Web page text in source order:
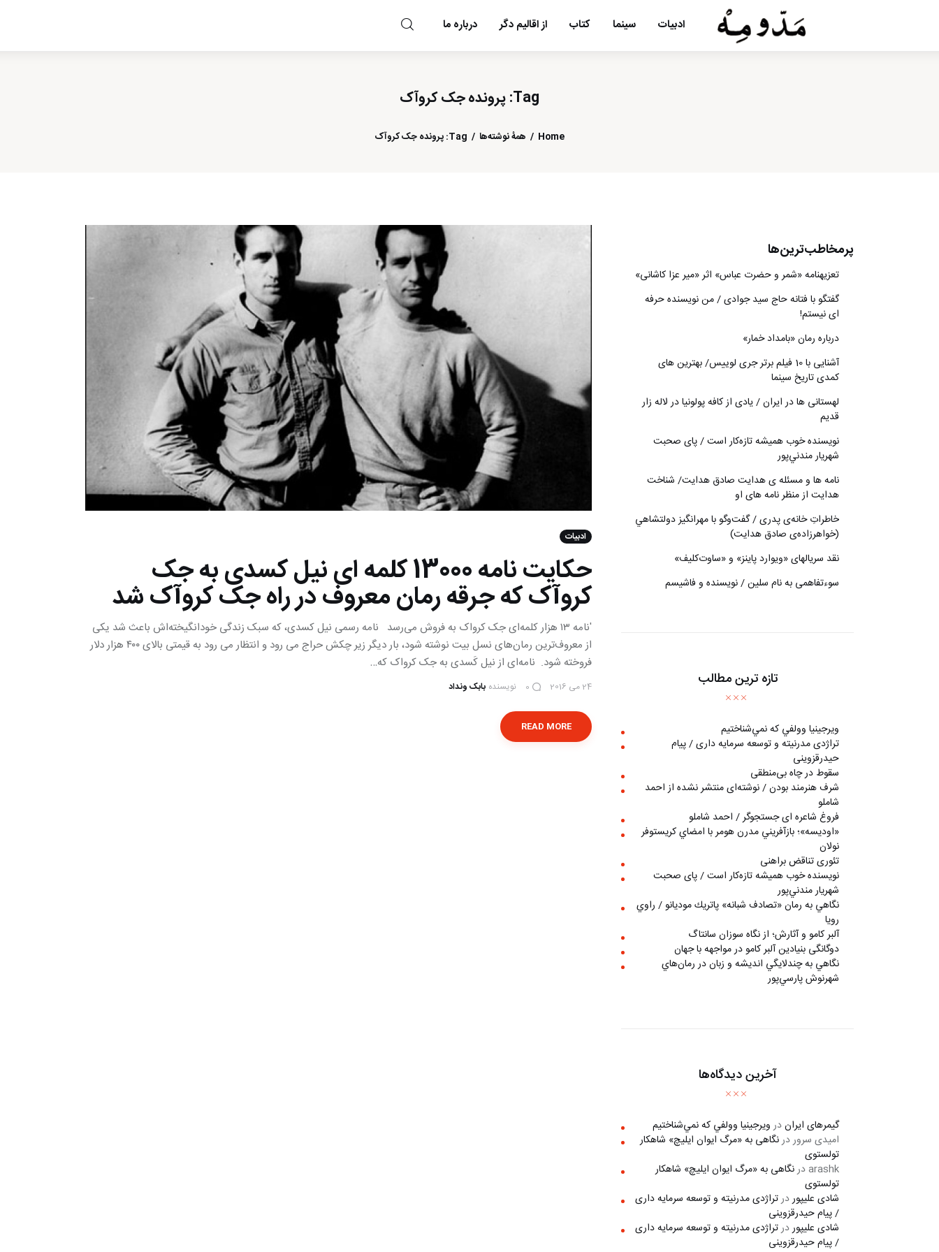
ادبیات سینما کتاب از اقالیم دگر درباره ما
Tag: پرونده جک کروآک
Home همهٔ نوشته‌ها Tag: پرونده جک کروآک
ادبیات
حکایت نامه 13000 کلمه ای نیل کسدی به جک
کروآک که جرقه رمان معروف در راه جک کروآک شد
'نامه ۱۳ هزار کلمه‌ای جک کرواک به فروش می‌رسد نامه رسمی نیل کسدی، که سبک زندگی خودانگیخته‌اش باعث شد یکی
از معروف‌ترین رمان‌های نسل بیت نوشته شود، بار دیگر زیر چکش حراج می رود و انتظار می رود به قیمتی بالای ۴۰۰ هزار دلار
فروخته شود. نامه‌ای از نیل کَسدی به جک کرواک که…
24 می 2016 0 نویسنده بابک ونداد
READ MORE
پرمخاطب‌ترین‌ها
تعزیه‎نامه‏ «شمر و حضرت عباس» اثر «میر عزا کاشانی»
گفتگو با فتانه حاج سید جوادی / من نویسنده حرفه
ای نیستم!
درباره رمان «بامداد خمار»
آشنایی با 10 فیلم برتر جری لوییس/ بهترین های
کمدی تاریخ سینما
لهستانی ها در ایران / یادی از کافه پولونیا در لاله زار
قدیم
نويسنده خوب هميشه تازه‌كار است / پای صحبت
شهريار مندني‌پور
نامه ها و مسئله ی هدایت صادق هدایت/ شناخت
هدایت از منظر نامه های او
خاطراتِ خانه‌ی پدری / گفت‌وگو با مهرانگيز دولتشاهي
(خواهرزاده‌ی صادق هدايت)
نقد سریالهای «ویوارد پاینز» و «ساوت‌کلیف»
سوءتفاهمی به نام سلین / نویسنده و فاشیسم
تازه ترین مطالب
ويرجينيا وولفي كه نمي‌شناختيم
تراژدی مدرنیته و توسعه سرمایه داری / پیام
حیدرقزوینی
سقوط در چاه بی‌منطقی
شرف هنرمند بودن / نوشته‌ای منتشر نشده از احمد
شاملو
فروغ شاعره ای جستجوگر / احمد شاملو
«اوديسه»؛ بازآفريني مدرن هومر با امضاي كريستوفر
نولان
تئوری تناقض براهنی
نويسنده خوب هميشه تازه‌كار است / پای صحبت
شهريار مندني‌پور
نگاهي به رمان «تصادف شبانه» پاتريك موديانو / راوي
رويا
آلبر کامو و آثارش؛ از نگاه سوزان سانتاگ
دوگانگی بنیادین آلبر کامو در مواجهه با جهان
نگاهي به چندلايگي انديشه و زبان در رمان‌هاي
شهرنوش پارسي‌پور
آخرین دیدگاه‌ها
گیمرهای ایراندرويرجينيا وولفي كه نمي‌شناختيم
امیدی سروردرنگاهی به «مرگ ايوان ايليچ» شاهکار
تولستوی
arashkدرنگاهی به «مرگ ايوان ايليچ» شاهکار
تولستوی
شادی علیپوردرتراژدی مدرنیته و توسعه سرمایه داری
/ پیام حیدرقزوینی
شادی علیپوردرتراژدی مدرنیته و توسعه سرمایه داری
/ پیام حیدرقزوینی